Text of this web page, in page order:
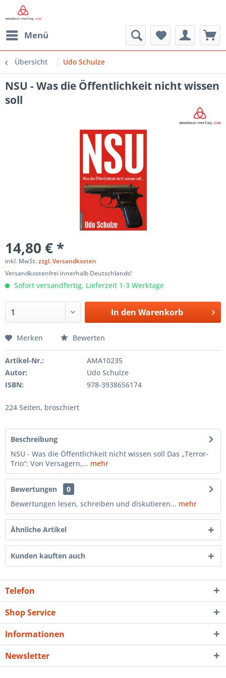
Menü
Übersicht Udo Schulze
NSU - Was die Öffentlichkeit nicht wissen
soll
14,80 € *
inkl. MwSt.zzgl. Versandkosten
Versandkostenfrei innerhalb Deutschlands!
Sofort versandfertig, Lieferzeit 1-3 Werktage
In den Warenkorb
Merken Bewerten
Artikel-Nr.:
AMA10235
Autor:
Udo Schulze
ISBN:
978-3938656174
224 Seiten, broschiert
Beschreibung
NSU - Was die Öffentlichkeit nicht wissen soll Das „Terror-
Trio“: Von Versagern,... mehr
Bewertungen
0
Bewertungen lesen, schreiben und diskutieren... mehr
Ähnliche Artikel
Kunden kauften auch
Telefon
Shop Service
Informationen
Newsletter